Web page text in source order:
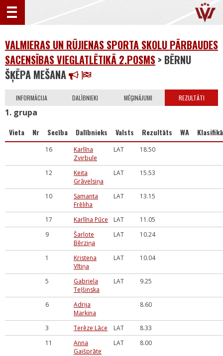
VALMIERAS UN RŪJIENAS SPORTA SKOLU PĀRBAUDES
SACENSĪBAS VIEGLATLĒTIKĀ 2.POSMS > BĒRNU
ŠĶĒPA MEŠANA
INFORMĀCIJA DALĪBNIEKI MĒĢINĀJUMI REZULTĀTI
1. grupa
Vieta Nr Secība Dalībnieks Valsts Rezultāts WA
16
Karlīna
Zvirbule
LAT 18.50
12
Keita
Grāvelsiņa
LAT 15.53
10
Samanta
Frēliha
LAT 13.15
17 Karlīna Pūce LAT
11.05
9
Šarlote
Bērziņa
LAT 10.24
1
Kristena
Vītiņa
LAT 10.04
5
Gabriela
Teļšinska
LAT 9.25
6
Adrija
Markina
8.60
3 Terēze Lāce LAT
8.33
11
Anna
Gaišprāte
LAT 8.00